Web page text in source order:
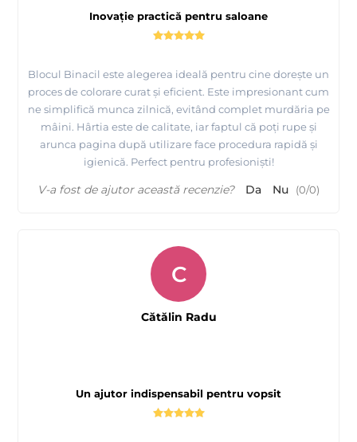
Inovație practică pentru saloane
Blocul Binacil este alegerea ideală pentru cine dorește un
proces de colorare curat și eficient. Este impresionant cum
ne simplifică munca zilnică, evitând complet murdăria pe
mâini. Hârtia este de calitate, iar faptul că poți rupe și
arunca pagina după utilizare face procedura rapidă și
igienică. Perfect pentru profesioniști!
V-a fost de ajutor această recenzie? Da Nu (0/0)
Un ajutor indispensabil pentru vopsit
C
Cătălin Radu